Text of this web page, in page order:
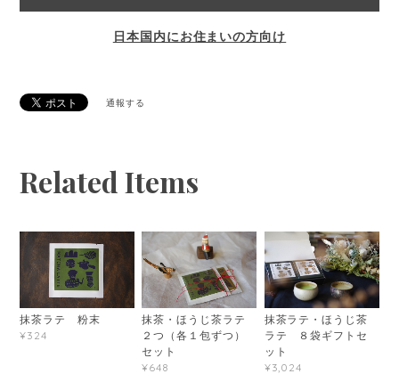
日本国内にお住まいの方向け
通報する
Related Items
抹茶ラテ 粉末
¥324
抹茶・ほうじ茶ラテ
２つ（各１包ずつ）
セット
¥648
抹茶ラテ・ほうじ茶
ラテ ８袋ギフトセ
ット
¥3,024